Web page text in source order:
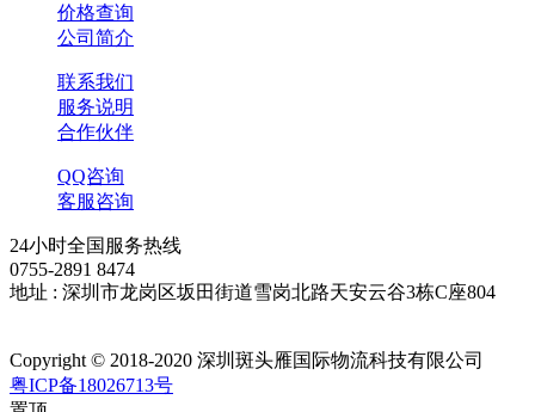
价格查询
公司简介
联系我们
服务说明
合作伙伴
QQ咨询
客服咨询
24小时全国服务热线
0755-2891 8474
地址 : 深圳市龙岗区坂田街道雪岗北路天安云谷3栋C座804
Copyright © 2018-2020 深圳斑头雁国际物流科技有限公司
粤ICP备18026713号